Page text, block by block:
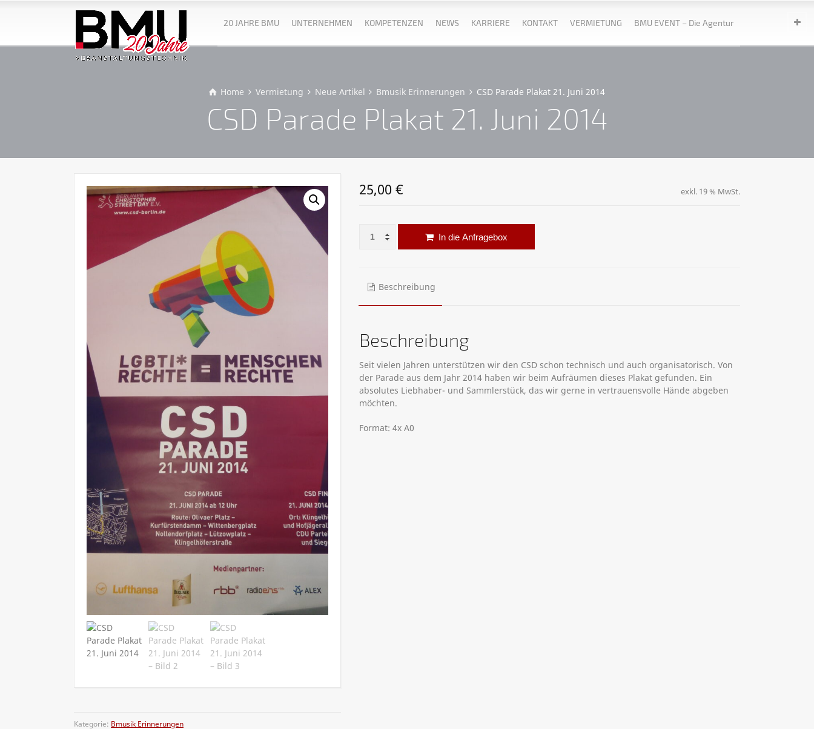
20 JAHRE BMU UNTERNEHMEN KOMPETENZEN NEWS KARRIERE KONTAKT VERMIETUNG BMU EVENT – Die Agentur
Home Vermietung Neue Artikel Bmusik Erinnerungen CSD Parade Plakat 21. Juni 2014
CSD Parade Plakat 21. Juni 2014
Kategorie: Bmusik Erinnerungen
25,00 € exkl. 19 % MwSt.
CSD Parade Plakat 21. Juni 2014 Menge
In die Anfragebox
Beschreibung
Beschreibung
Seit vielen Jahren unterstützen wir den CSD schon technisch und auch organisatorisch. Von
der Parade aus dem Jahr 2014 haben wir beim Aufräumen dieses Plakat gefunden. Ein
absolutes Liebhaber- und Sammlerstück, das wir gerne in vertrauensvolle Hände abgeben
möchten.
Format: 4x A0